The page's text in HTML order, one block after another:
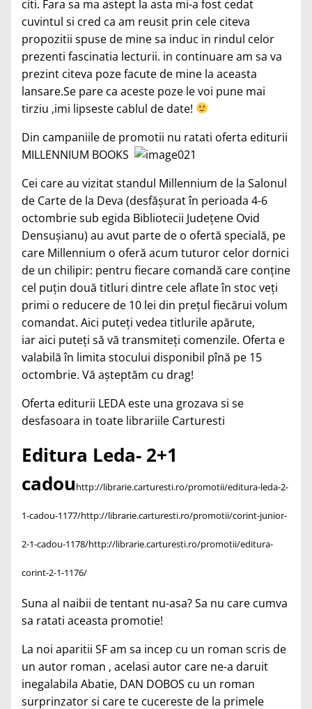
citi. Fara sa ma astept la asta mi-a fost cedat
cuvintul si cred ca am reusit prin cele citeva
propozitii spuse de mine sa induc in rindul celor
prezenti fascinatia lecturii. in continuare am sa va
prezint citeva poze facute de mine la aceasta
lansare.Se pare ca aceste poze le voi pune mai
tirziu ,imi lipseste cablul de date!
Din campaniile de promotii nu ratati oferta editurii
MILLENNIUM BOOKS
Cei care au vizitat standul Millennium de la Salonul
de Carte de la Deva (desfăşurat în perioada 4-6
octombrie sub egida Bibliotecii Judeţene Ovid
Densuşianu) au avut parte de o ofertă specială, pe
care Millennium o oferă acum tuturor celor dornici
de un chilipir: pentru fiecare comandă care conţine
cel puţin două titluri dintre cele aflate în stoc veţi
primi o reducere de 10 lei din preţul fiecărui volum
comandat. Aici puteţi vedea titlurile apărute,
iaraici puteţi să vă transmiteţi comenzile. Oferta e
valabilă în limita stocului disponibil pînă pe 15
octombrie. Vă aşteptăm cu drag!
Oferta editurii LEDA este una grozava si se
desfasoara in toate librariile Carturesti
Editura Leda- 2+1
cadouhttp://librarie.carturesti.ro/promotii/editura-leda-2-
1-cadou-1177/http://librarie.carturesti.ro/promotii/corint-junior-
2-1-cadou-1178/http://librarie.carturesti.ro/promotii/editura-
corint-2-1-1176/
Suna al naibii de tentant nu-asa? Sa nu care cumva
sa ratati aceasta promotie!
La noi aparitii SF am sa incep cu un roman scris de
un autor roman , acelasi autor care ne-a daruit
inegalabila Abatie, DAN DOBOS cu un roman
surprinzator si care te cucereste de la primele